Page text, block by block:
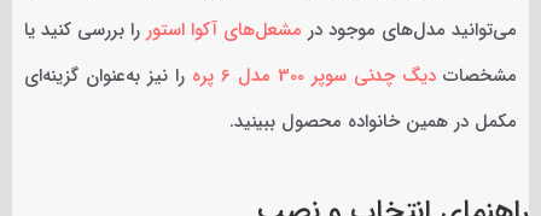
می‌توانید مدل‌های موجود در مشعل‌های آکوا استوررا بررسی کنید یا
مشخصات دیگ چدنی سوپر 300 مدل 6 پره
را نیز به‌عنوان گزینه‌ای
مکمل در همین خانواده محصول ببینید.